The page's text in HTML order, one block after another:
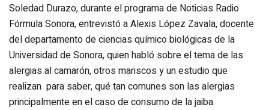
Soledad Durazo, durante el programa de Noticias Radio
Fórmula Sonora, entrevistó a Alexis López Zavala, docente
del departamento de ciencias químico biológicas de la
Universidad de Sonora, quien habló sobre el tema de las
alergias al camarón, otros mariscos y un estudio que
realizan para saber, qué tan comunes son las alergias
principalmente en el caso de consumo de la jaiba.